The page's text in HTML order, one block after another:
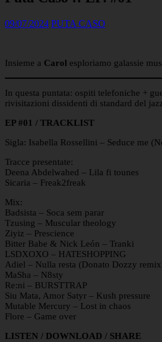
09/07/2024 PUTA CASO
Insieme a Carol esploriamo galassie
In questa puntata: ospiti telefoniche +
rivisitazioni dissidenti di standard del
EP #01 / TRACKLIST
Sigla: Isabella Rossellini – Seduce me
Tracce presentate:
Deena Abdelwahed – Lila fi tounes
Sicaria – Freak2freak
Mix:
Badsista – Soca sem parar
Tzusing – Muscular theology
Ziyiz – Prescience
Bitter Babe & Nick León – Tranki
LSDXOXO – HATESHOPPING
Adiel – Nulla resta (Donato Dozzy
MaSha – N8sty
Re:ni – BURSTTRAP
Siu Mata, Amor Satyr – Kush pressure
Mutable Mercury – Lost in chaos
Flore – Game over
LISTEN / DOWNLOAD / SHARE